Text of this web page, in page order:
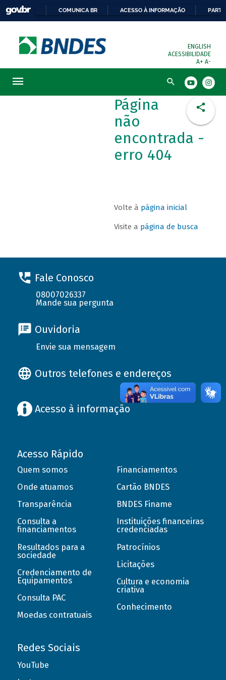
COMUNICA BR ACESSO À INFORMAÇÃO
ENGLISH
ACESSIBILIDADE
A+ A-
Busca
Página
não
encontrada -
erro 404
Volte à página inicial
Visite a página de busca
Fale Conosco
08007026337
Mande sua pergunta
Ouvidoria
Envie sua mensagem
Outros telefones e endereços
Acesso à informação
Acesso Rápido
Quem somos
Onde atuamos
Transparência
Consulta a
financiamentos
Resultados para a
sociedade
Credenciamento de
Equipamentos
Consulta PAC
Moedas contratuais
Financiamentos
Cartão BNDES
BNDES Finame
Instituições financeiras
credenciadas
Patrocínios
Licitações
Cultura e economia
criativa
Conhecimento
Redes Sociais
YouTube